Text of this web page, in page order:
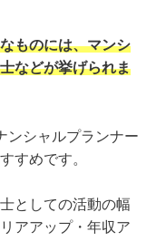
ものには、マンシ
などが挙げられま
ンシャルプランナー
すめです。
としての活動の幅
アアップ・年収ア